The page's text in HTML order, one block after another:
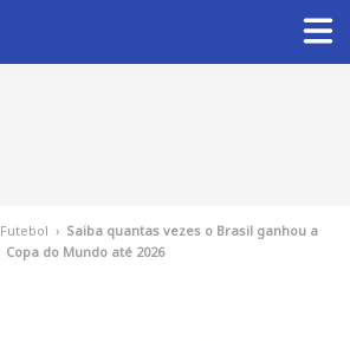
Futebol › Saiba quantas vezes o Brasil ganhou a
Copa do Mundo até 2026